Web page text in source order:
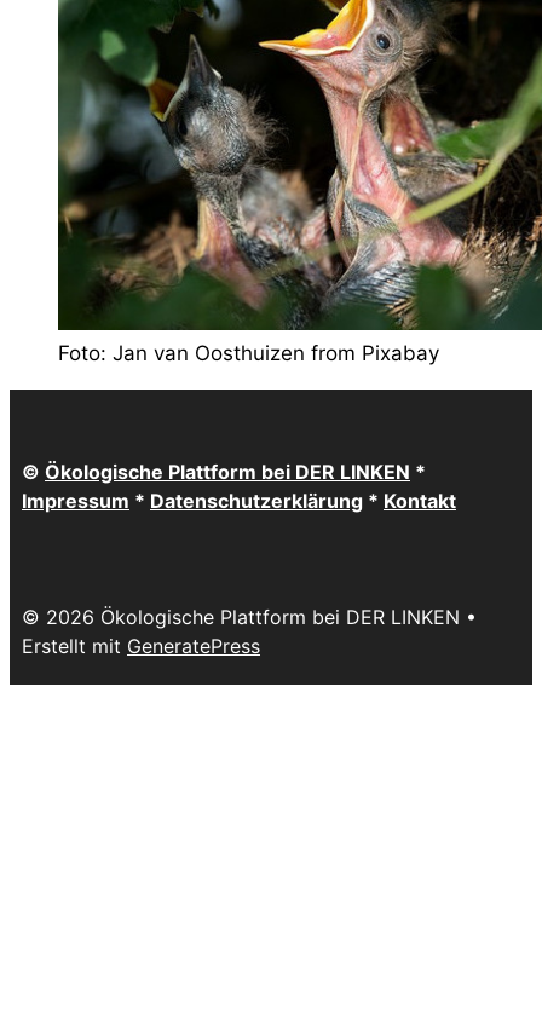
Foto: Jan van Oosthuizen from Pixabay
© Ökologische Plattform bei DER LINKEN *
Impressum * Datenschutzerklärung * Kontakt
© 2026 Ökologische Plattform bei DER LINKEN •
Erstellt mit GeneratePress